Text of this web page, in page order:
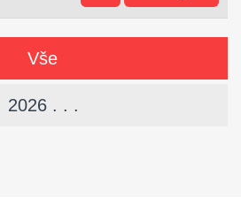
Vše
2026 . . .